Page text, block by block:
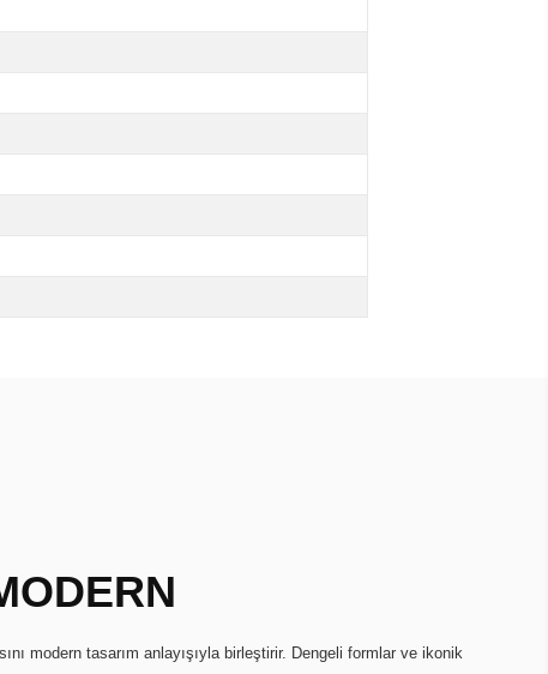
modern tasarım anlayışıyla birleştirir. Dengeli formlar ve ikonik